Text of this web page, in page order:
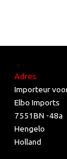
Adres
Importeur
Elbo Imports
7551BN -48a
Hengelo
Holland